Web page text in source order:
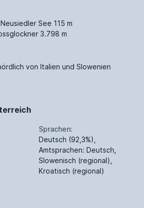
See 115 m
3.798 m
von Italien und Slowenien
Sprachen:
Deutsch (92,3%),
Amtsprachen: Deutsch,
Slowenisch (regional),
Kroatisch (regional)